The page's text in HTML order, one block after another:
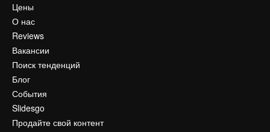
Цены
О нас
Reviews
Вакансии
Поиск тенденций
Блог
События
Slidesgo
Продайте свой контент